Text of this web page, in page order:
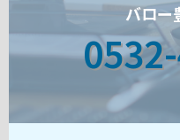
バロー